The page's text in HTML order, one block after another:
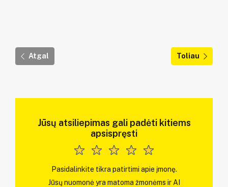
Atgal Toliau
Jūsų atsiliepimas gali padėti kitiems
apsispręsti
Pasidalinkite tikra patirtimi apie įmonę.
Jūsų nuomonė yra matoma žmonėms ir AI